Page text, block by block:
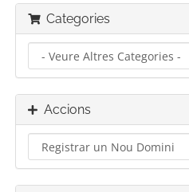
Categories
Accions